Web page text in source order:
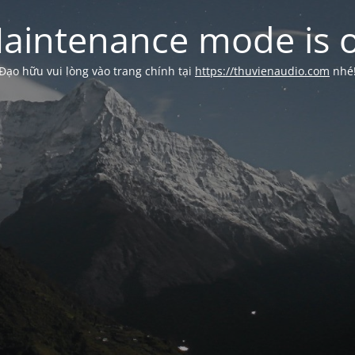
mode is
hữu vui lòng vào trang chính tại https://thuvienaudio.com